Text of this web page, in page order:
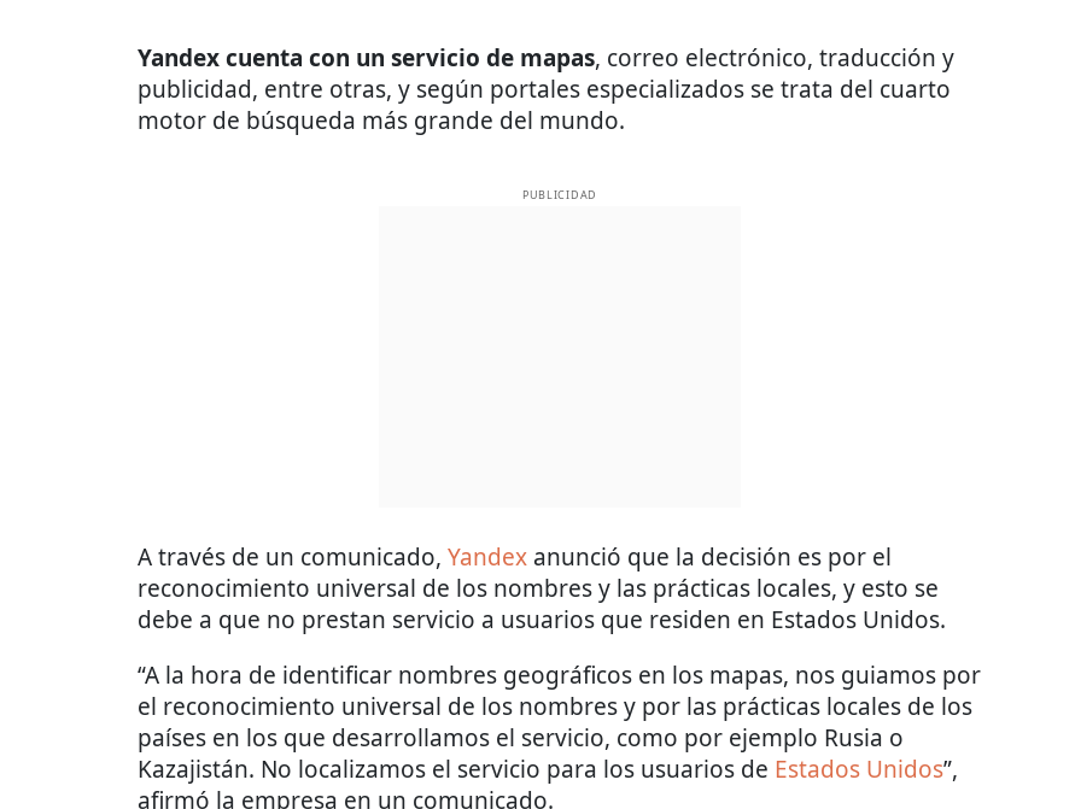
Yandex cuenta con un servicio de mapas, correo electrónico, traducción y
publicidad, entre otras, y según portales especializados se trata del cuarto
motor de búsqueda más grande del mundo.
PUBLICIDAD
A través de un comunicado, Yandex anunció que la decisión es por el
reconocimiento universal de los nombres y las prácticas locales, y esto se
debe a que no prestan servicio a usuarios que residen en Estados Unidos.
“A la hora de identificar nombres geográficos en los mapas, nos guiamos por
el reconocimiento universal de los nombres y por las prácticas locales de los
países en los que desarrollamos el servicio, como por ejemplo Rusia o
Kazajistán. No localizamos el servicio para los usuarios de Estados Unidos”,
afirmó la empresa en un comunicado.